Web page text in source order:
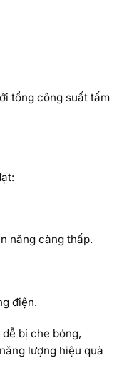
tổng công suất tấm
năng càng thấp.
điện.
bị che bóng,
lượng hiệu quả